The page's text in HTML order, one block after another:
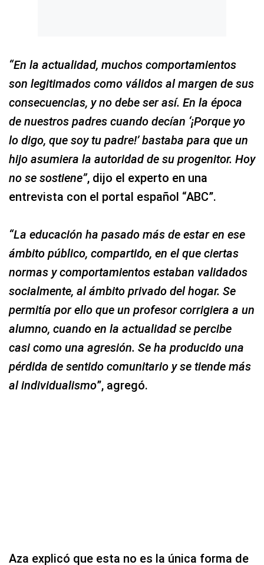
“En la actualidad, muchos comportamientos
son legitimados como válidos al margen de sus
consecuencias, y no debe ser así. En la época
de nuestros padres cuando decían ‘¡Porque yo
lo digo, que soy tu padre!’ bastaba para que un
hijo asumiera la autoridad de su progenitor. Hoy
no se sostiene”, dijo el experto en una
entrevista con el portal español “ABC”.
“La educación ha pasado más de estar en ese
ámbito público, compartido, en el que ciertas
normas y comportamientos estaban validados
socialmente, al ámbito privado del hogar. Se
permitía por ello que un profesor corrigiera a un
alumno, cuando en la actualidad se percibe
casi como una agresión. Se ha producido una
pérdida de sentido comunitario y se tiende más
al individualismo”, agregó.
Aza explicó que esta no es la única forma de